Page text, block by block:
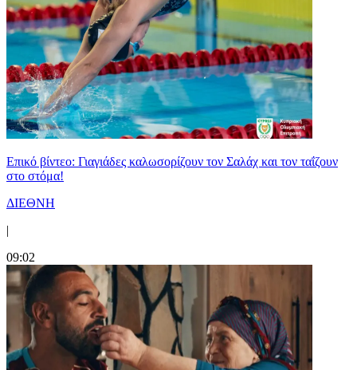
Επικό βίντεο: Γιαγιάδες καλωσορίζουν τον Σαλάχ και τον ταΐζουν
στο στόμα!
ΔΙΕΘΝΗ
|
09:02